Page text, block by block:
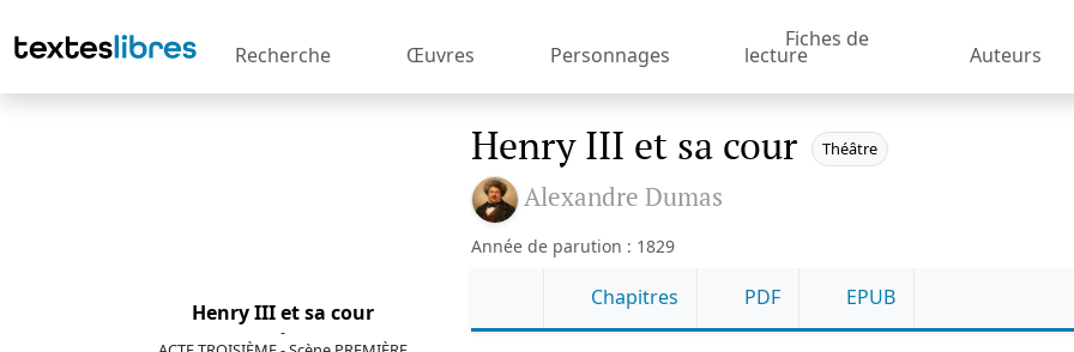
Recherche Œuvres Personnages
Fiches de
lecture Auteurs
Henry III et sa cour
-
Henry III et sa cour Théâtre
Alexandre Dumas
Année de parution : 1829
Chapitres PDF EPUB